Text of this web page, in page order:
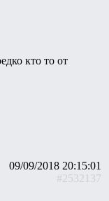
кто то от
09/09/2018 20:15:01
#2532137